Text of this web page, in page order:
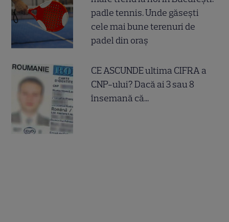
padle tennis. Unde găsești
cele mai bune terenuri de
padel din oraș
CE ASCUNDE ultima CIFRA a
CNP-ului? Dacă ai 3 sau 8
însemană că...